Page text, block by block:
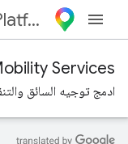
Services
ادمج توجيه السائق